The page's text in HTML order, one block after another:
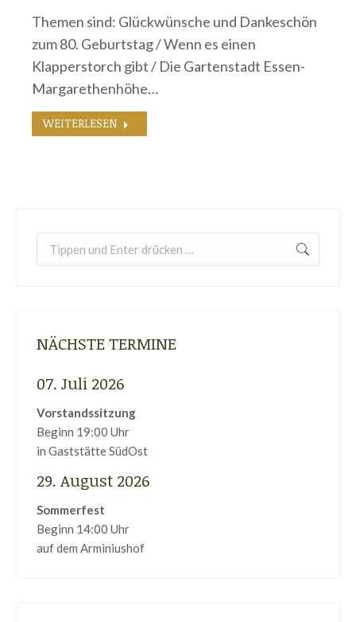
Themen sind: Glückwünsche und Dankeschön
zum 80. Geburtstag / Wenn es einen
Klapperstorch gibt / Die Gartenstadt Essen-
Margarethenhöhe…
WEITERLESEN
NÄCHSTE TERMINE
07. Juli 2026
Vorstandssitzung
Beginn 19:00 Uhr
in Gaststätte SüdOst
29. August 2026
Sommerfest
Beginn 14:00 Uhr
auf dem Arminiushof